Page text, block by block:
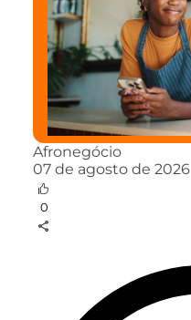
Afronegócio
07 de agosto de 2026
0